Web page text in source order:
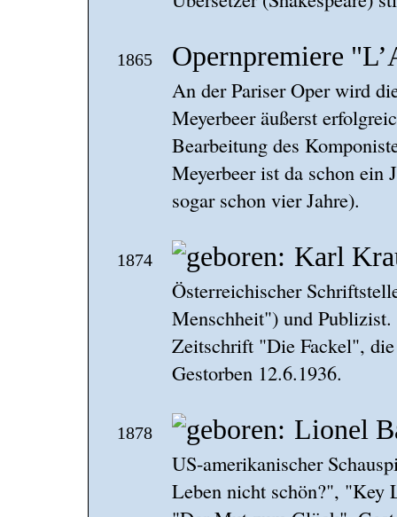
1865 Opernpremiere
An der Pariser Oper wird
Meyerbeer äußerst
Bearbeitung des
Meyerbeer ist da schon ein
sogar schon vier Jahre).
1874 Karl
Österreichischer
Menschheit") und Publizist.
Zeitschrift "Die Fackel",
Gestorben 12.6.1936.
1878 Lionel
US-amerikanischer
Leben nicht schön?", "Key